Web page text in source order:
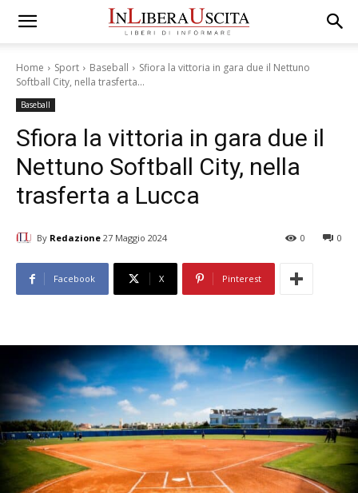
Home Sport Baseball
Sfiora la vittoria in gara due il Nettuno
Softball City, nella trasferta...
Baseball
Sfiora la vittoria in gara due il
Nettuno Softball City, nella
trasferta a Lucca
By Redazione 27 Maggio 2024 0
0
Facebook X Pinterest